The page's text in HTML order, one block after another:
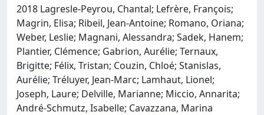
2018 Lagresle-Peyrou, Chantal; Lefrère, François;
Magrin, Elisa; Ribeil, Jean-Antoine; Romano, Oriana;
Weber, Leslie; Magnani, Alessandra; Sadek, Hanem;
Plantier, Clémence; Gabrion, Aurélie; Ternaux,
Brigitte; Félix, Tristan; Couzin, Chloé; Stanislas,
Aurélie; Tréluyer, Jean-Marc; Lamhaut, Lionel;
Joseph, Laure; Delville, Marianne; Miccio, Annarita;
André-Schmutz, Isabelle; Cavazzana, Marina